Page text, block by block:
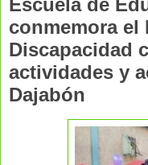
Escuela de
conmemora el
Discapacidad
actividades y
Dajabón